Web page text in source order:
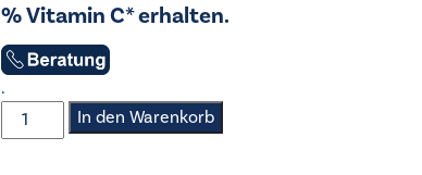
% Vitamin C* erhalten.
.
AEG
-
In den Warenkorb